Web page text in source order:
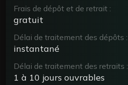
Frais de dépôt et de retrait :
gratuit
Délai de traitement des dépôts :
instantané
Délai de traitement des retraits :
1 à 10 jours ouvrables